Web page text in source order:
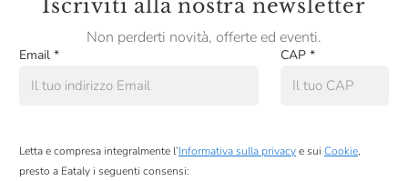
Iscriviti alla nostra newsletter
Non perderti novità, offerte ed eventi.
Email * CAP *
Letta e compresa integralmente l’Informativa sulla privacye sui Cookie,
presto a Eataly i seguenti consensi: